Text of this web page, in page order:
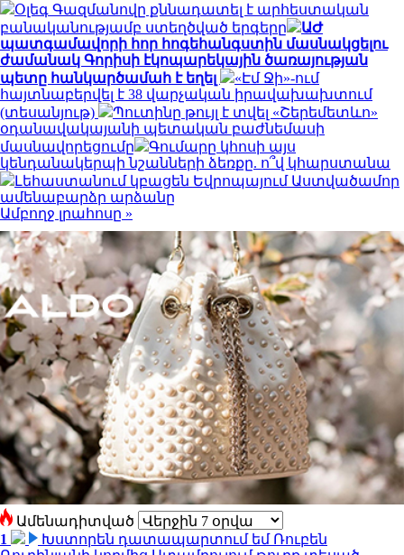
Օլեգ Գազմանովը քննադատել է արհեստական
բանականությամբ ստեղծված երգերը
ԱԺ
պատգամավորի հոր հոգեհանգստին մասնակցելու
ժամանակ Գորիսի էկոպարեկային ծառայության
պետը հանկարծամահ է եղել
«Էմ Ջի»-ում
հայտնաբերվել է 38 վարչական իրավախախտում
(տեսանյութ)
Պուտինը թույլ է տվել «Շերեմետևո»
օդանավակայանի պետական բաժնեմասի
մասնավորեցումը
Գումարը կհոսի այս
կենդանակերպի նշանների ձեռքը. ո՞վ կհարստանա
Լեհաստանում կբացեն Եվրոպայում Աստվածամոր
ամենաբարձր արձանը
Ամբողջ լրահոսը »
Ամենադիտված
1
Խստորեն դատապարտում եմ Ռուբեն